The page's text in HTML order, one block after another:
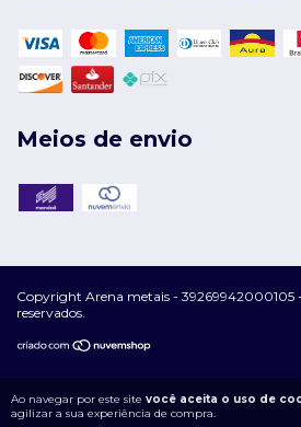
Ao navegar por este site você aceita o uso de
agilizar a sua experiência de compra.
Meios de envio
Copyright Arena metais - 39269942000105
reservados.